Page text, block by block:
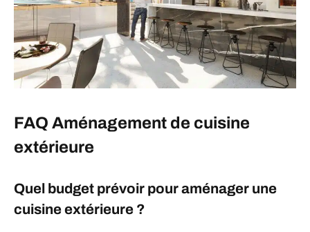
FAQ Aménagement de cuisine
extérieure
Quel budget prévoir pour aménager une
cuisine extérieure ?